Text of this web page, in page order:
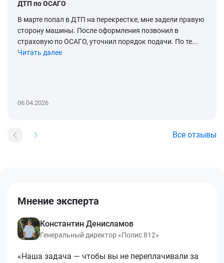
ДТП по ОСАГО
В марте попал в ДТП на перекрестке, мне задели правую
сторону машины. После оформления позвонил в
страховую по ОСАГО, уточнил порядок подачи. По те...
Читать далее
06.04.2026
Все отзывы
Мнение эксперта
Константин Денисламов
Генеральный директор «Полис 812»
«Наша задача — чтобы вы не переплачивали за